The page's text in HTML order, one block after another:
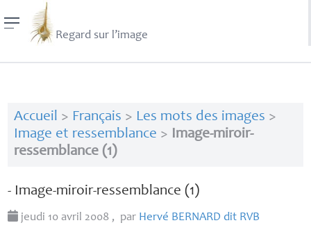
Regard sur l’image
Accueil > Français > Les mots des images >
Image et ressemblance > Image-miroir-
ressemblance (1)
- Image-miroir-ressemblance (1)
jeudi 10 avril 2008 , par Hervé BERNARD dit RVB